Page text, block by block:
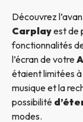
Découvrez
Carplayest de
fonctionnalités
l’écran de votre
étaient limitées à
musique et la
possibilité
modes.